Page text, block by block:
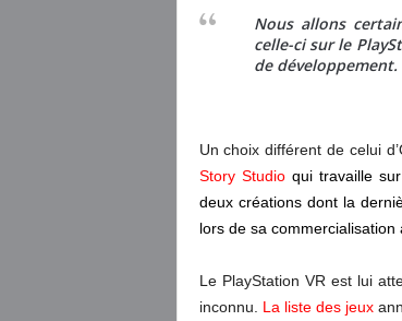
Nous allons
celle-ci sur le
de
Un choix différent de celui
Story Studio qui travaille
deux créations dont la
lors de sa commercialisation
Le PlayStation VR est lui
inconnu. La liste des jeux